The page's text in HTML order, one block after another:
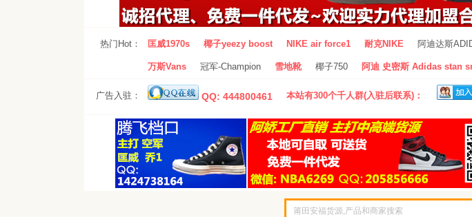
热门Hot： 匡威1970s 椰子yeezy boost NIKE air force1 耐克NIKE 阿迪达斯
万斯Vans 冠军-Champion 雪地靴 椰子750 阿迪 史密斯 Adidas stan
广告入驻： QQ: 444800461 本站有300个千人群(入驻后联系)：